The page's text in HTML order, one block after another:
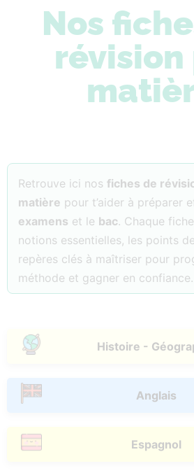
Nos
révision
Retrouve ici nos fiches de
matière pour t’aider à préparer
examens et le bac. Chaque
notions essentielles, les points
repères clés à maîtriser pour
méthode et gagner en confiance.
Histoire -
Anglais
Espagnol